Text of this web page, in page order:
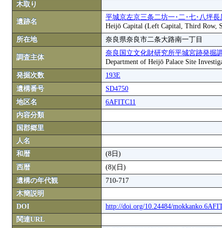
木取り
遺跡名
平城京左京三条二坊一･二･七･八坪長
Heijō Capital (Left Capital, Third Row,
所在地
奈良県奈良市二条大路南一丁目
調査主体
奈良国立文化財研究所平城宮跡発掘
Department of Heijō Palace Site
発掘次数
193E
遺構番号
SD4750
地区名
6AFITC11
内容分類
国郡郷里
人名
和暦
(8日)
西暦
(8)(日)
遺構の年代観
710-717
木簡説明
DOI
http://doi.org/10.24484/
関連URL